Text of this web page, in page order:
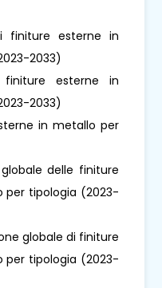
finiture esterne in
2033)
finiture esterne in
2033)
in metallo per
delle finiture
per tipologia (2023-
globale di finiture
per tipologia (2023-